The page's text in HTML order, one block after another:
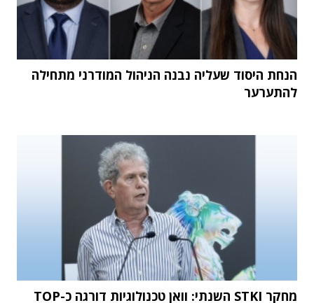
הנחת היסוד שעליה נבנה הניהול המודרני מתחילה
להתערער
מחקר STKI השנתי: וואן טכנולוגיות דורגה כ-TOP